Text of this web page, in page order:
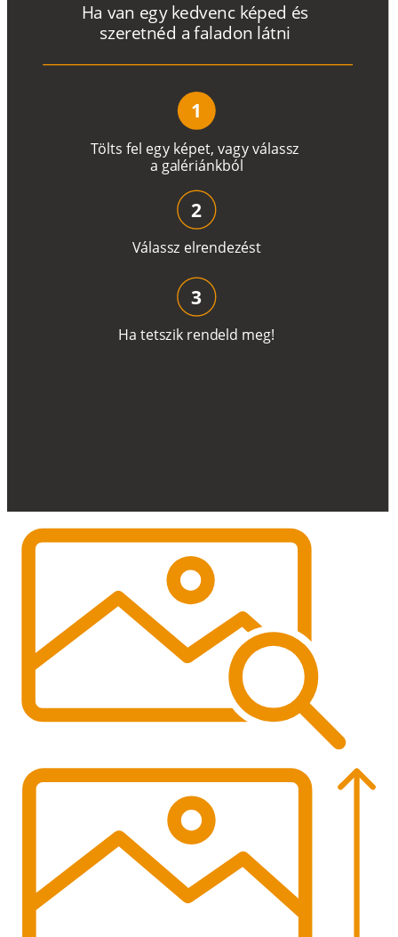
Tölts fel egy képet, vagyválassz
a galériánkból
Ha van egy kedvenc képed és
szeretnéd a faladon látni
1
Válassz elrendezést
2
Ha tetszik rendeld meg!
3